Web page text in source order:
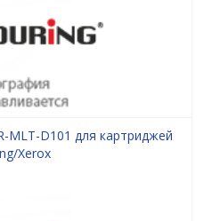
MLT-D101 для картриджей
Xerox